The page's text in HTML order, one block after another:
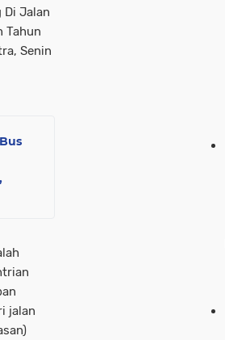
Di Jalan
Tahun
Senin
jalan